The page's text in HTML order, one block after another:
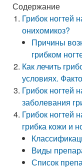
Содержание
Грибок ногтей
онихомикоз?
Причины
грибком
Как лечить
условиях.
Грибок ногтей
заболевания
Грибок ногтей
грибка кожи и
Виды
Список